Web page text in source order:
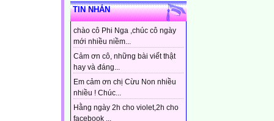
TIN NHẮN
chào cô Phi Nga ,chúc cô ngày
mới nhiều niềm...
Cảm ơn cô, những bài viết thật
hay và đáng...
Em cảm ơn chị Cừu Non nhiều
nhiều ! Chúc...
Hằng ngày 2h cho violet,2h cho
facebook ...